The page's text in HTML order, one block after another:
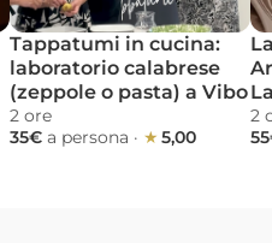
Tappatumi in cucina:
laboratorio calabrese
(zeppole o pasta) a Vibo
2 ore
35€ a persona · ★ 5,00
2